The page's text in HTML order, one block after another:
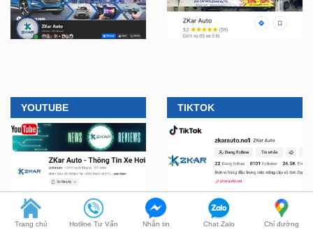
YOUTUBE TIKTOK
Trang chủ Hotline Tư Vấn Nhắn tin Chat Zalo Chỉ đường